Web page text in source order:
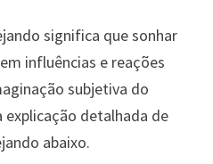
significa que sonhar
influências e reações
subjetiva do
explicação detalhada de
abaixo.